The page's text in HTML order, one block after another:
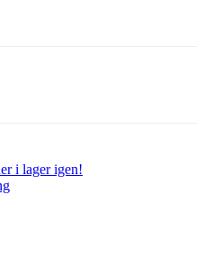
i lager igen!